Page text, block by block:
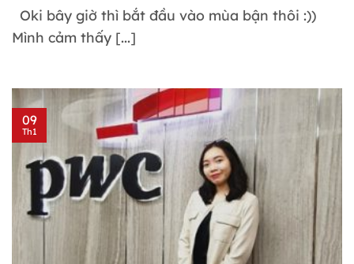
Oki bây giờ thì bắt đầu vào mùa bận thôi :))
Mình cảm thấy [...]
09
Th1